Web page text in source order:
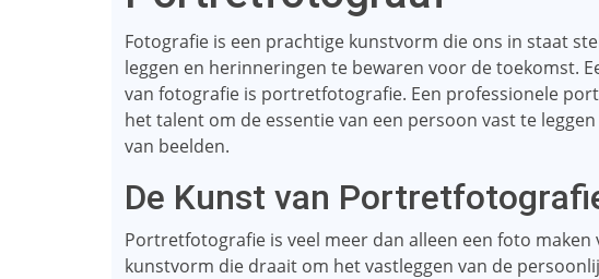
Fotografie is een prachtige kunstvorm die ons in staat
leggen en herinneringen te bewaren voor de toekomst.
van fotografie is portretfotografie. Een professionele
het talent om de essentie van een persoon vast te
van beelden.
De Kunst van
Portretfotografie is veel meer dan alleen een foto maken
kunstvorm die draait om het vastleggen van de